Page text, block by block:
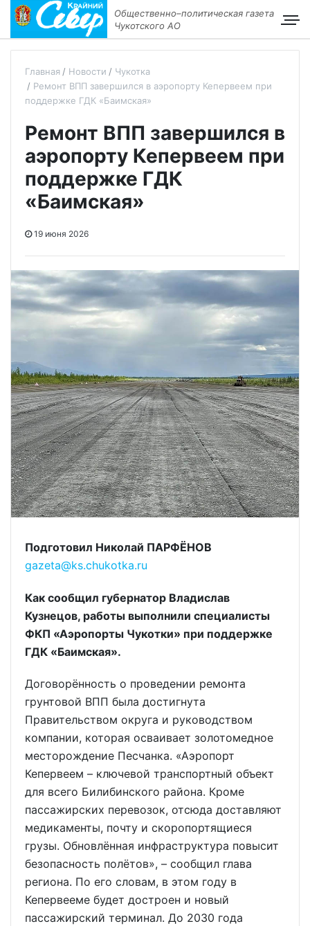
Общественно–политическая газета
Чукотского АО
Главная Новости
Чукотка
Ремонт ВПП завершился в аэропорту Кепервеем при
поддержке ГДК «Баимская»
Ремонт ВПП завершился в
аэропорту Кепервеем при
поддержке ГДК
«Баимская»
19 июня 2026
Подготовил Николай ПАРФЁНОВ
gazeta@ks.chukotka.ru
Как сообщил губернатор Владислав
Кузнецов, работы выполнили специалисты
ФКП «Аэропорты Чукотки» при поддержке
ГДК «Баимская».
Договорённость о проведении ремонта
грунтовой ВПП была достигнута
Правительством округа и руководством
компании, которая осваивает золотомедное
месторождение Песчанка. «Аэропорт
Кепервеем – ключевой транспортный объект
для всего Билибинского района. Кроме
пассажирских перевозок, отсюда доставляют
медикаменты, почту и скоропортящиеся
грузы. Обновлённая инфраструктура повысит
безопасность полётов», – сообщил глава
региона. По его словам, в этом году в
Кепервееме будет достроен и новый
пассажирский терминал. До 2030 года